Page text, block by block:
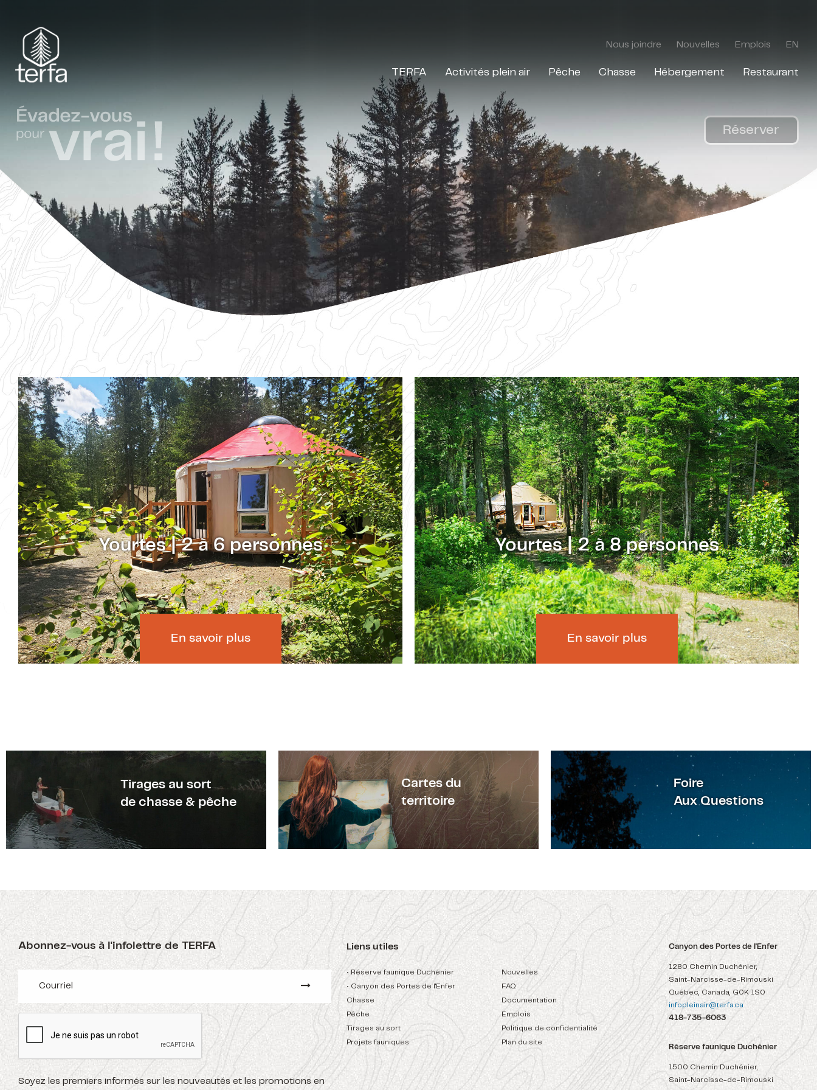
Nous joindre Nouvelles Emplois EN
TERFA Activités plein air Pêche Chasse Hébergement Restaurant
Réserver
Yourtes | 2 à 6 personnes
En savoir plus
Yourtes | 2 à 8 personnes
En savoir plus
Tirages au sort
de chasse & pêche
Cartes du
territoire
Foire
Aux Questions
Abonnez-vous à l'infolettre de TERFA
Soyez les premiers informés sur les nouveautés et les promotions en
Liens utiles
• Réserve faunique Duchénier Nouvelles
• Canyon des Portes de l'Enfer FAQ
Chasse Documentation
Pêche Emplois
Tirages au sort Politique de confidentialité
Projets fauniques Plan du site
Canyon des Portes de l'Enfer
1280 Chemin Duchénier,
Saint-Narcisse-de-Rimouski
Québec, Canada, G0K 1S0
infopleinair@terfa.ca
418-735-6063
Réserve faunique Duchénier
1500 Chemin Duchénier,
Saint-Narcisse-de-Rimouski